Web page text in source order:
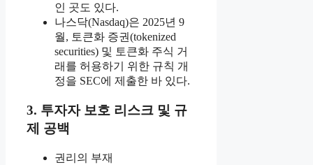
인 곳도 있다.
나스닥(Nasdaq)은 2025년 9
월, 토큰화 증권(tokenized
securities) 및 토큰화 주식 거
래를 허용하기 위한 규칙 개
정을 SEC에 제출한 바 있다.
3. 투자자 보호 리스크 및 규
제 공백
권리의 부재